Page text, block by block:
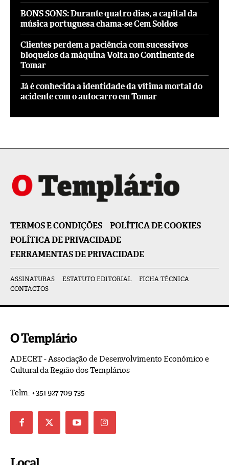
BONS SONS: Durante quatro dias, a capital da
música portuguesa chama-se Cem Soldos
Clientes perdem a paciência com sucessivos
bloqueios da máquina Volta no Continente de
Tomar
Já é conhecida a identidade da vítima mortal do
acidente com o autocarro em Tomar
TERMOS E CONDIÇÕES
POLÍTICA DE COOKIES
POLÍTICA DE PRIVACIDADE
FERRAMENTAS DE PRIVACIDADE
ASSINATURAS ESTATUTO EDITORIAL
FICHA TÉCNICA
CONTACTOS
O Templário
ADECRT - Associação de Desenvolvimento Económico e
Cultural da Região dos Templários
Telm: +351 927 709 735